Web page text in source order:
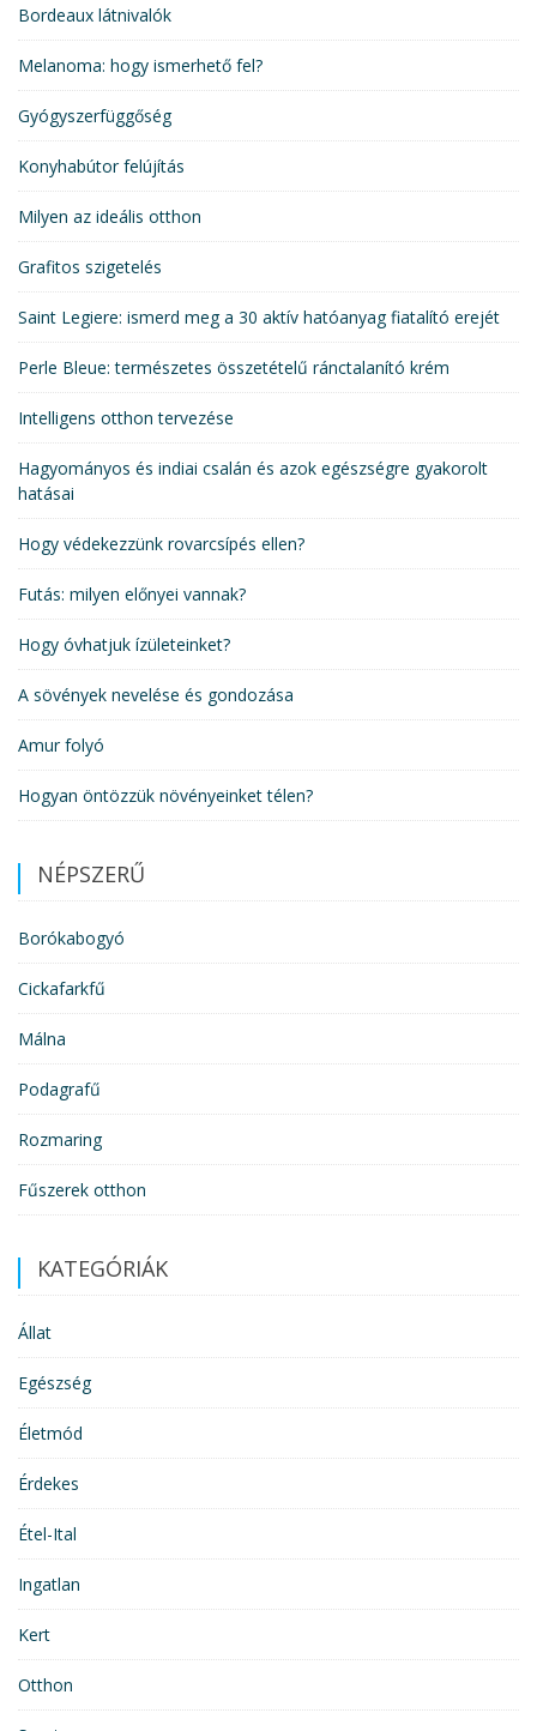
Bordeaux látnivalók
Melanoma: hogy ismerhető fel?
Gyógyszerfüggőség
Konyhabútor felújítás
Milyen az ideális otthon
Grafitos szigetelés
Saint Legiere: ismerd meg a 30 aktív hatóanyag fiatalító erejét
Perle Bleue: természetes összetételű ránctalanító krém
Intelligens otthon tervezése
Hagyományos és indiai csalán és azok egészségre gyakorolt
hatásai
Hogy védekezzünk rovarcsípés ellen?
Futás: milyen előnyei vannak?
Hogy óvhatjuk ízületeinket?
A sövények nevelése és gondozása
Amur folyó
Hogyan öntözzük növényeinket télen?
NÉPSZERŰ
Borókabogyó
Cickafarkfű
Málna
Podagrafű
Rozmaring
Fűszerek otthon
KATEGÓRIÁK
Állat
Egészség
Életmód
Érdekes
Étel-Ital
Ingatlan
Kert
Otthon